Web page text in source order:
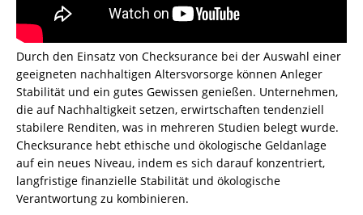
Durch den Einsatz von Checksurance bei der Auswahl einer
geeigneten nachhaltigen Altersvorsorge können Anleger
Stabilität und ein gutes Gewissen genießen. Unternehmen,
die auf Nachhaltigkeit setzen, erwirtschaften tendenziell
stabilere Renditen, was in mehreren Studien belegt wurde.
Checksurance hebt ethische und ökologische Geldanlage
auf ein neues Niveau, indem es sich darauf konzentriert,
langfristige finanzielle Stabilität und ökologische
Verantwortung zu kombinieren.